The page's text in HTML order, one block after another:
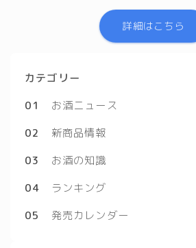
詳細はこちら
カテゴリー
01
お酒ニュース
02
新商品情報
03
お酒の知識
04
ランキング
05
発売カレンダー